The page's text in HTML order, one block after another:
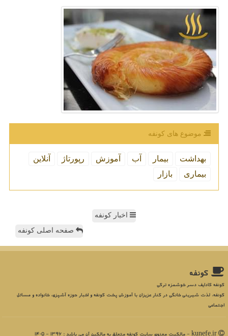
موضوع های كونفه
بهداشت بیمار آب آموزش رپورتاژ
آنلاین
بیماری
بازار
اخبار کونفه
صفحه اصلی کونفه
كونفه
کونفه کادایف دسر خوشمزه ترکی
کونفه، لذت شیرینی خانگی در کنار عزیزان با آموزش پخت کونفه و اخبار حوزه آشپزی، خانواده و مسائل
اجتماعی